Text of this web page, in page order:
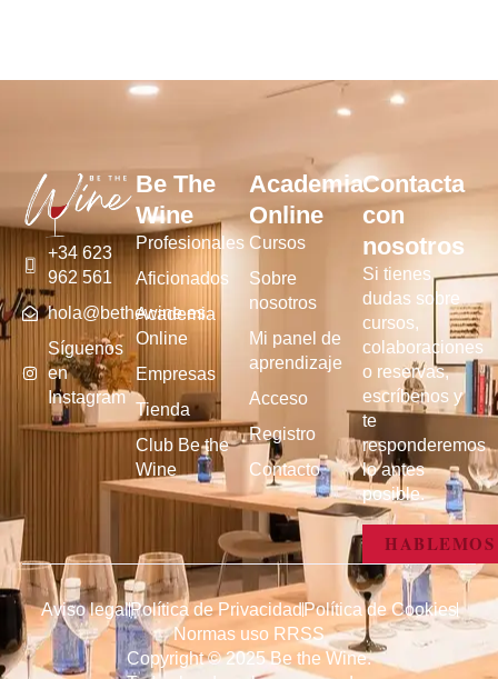
+34 623
962 561
hola@bethewine.es
Síguenos
en
Instagram
Be The
Wine
Profesionales
Aficionados
Academia
Online
Empresas
Tienda
Club Be the
Wine
Academia
Online
Cursos
Sobre
nosotros
Mi panel de
aprendizaje
Acceso
Registro
Contacto
Contacta
con
nosotros
Si tienes
dudas sobre
cursos,
colaboraciones
o reservas,
escríbenos y
te
responderemos
lo antes
posible.
HABLEMOS
Copyright © 2025 Be the Wine.
Aviso legalPolítica de PrivacidadPolítica de Cookies
Normas uso RRSS